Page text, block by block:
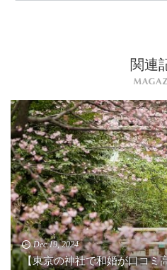
関連
Dec.19, 2024
【東京の神社で和婚が口コミ